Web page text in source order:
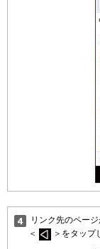
リンク先のペー
＜
＞をタップ